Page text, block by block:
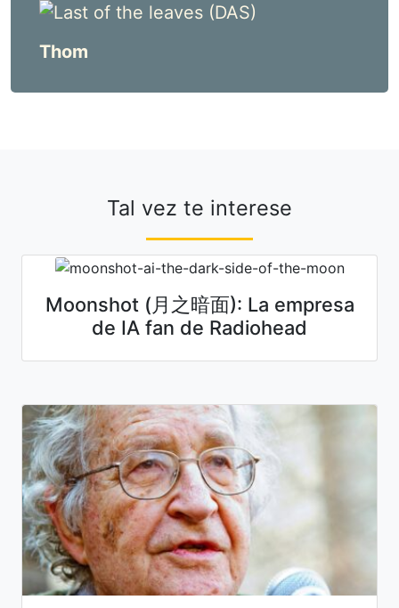
Thom
Tal vez te interese
Moonshot (月之暗面): La empresa
de IA fan de Radiohead